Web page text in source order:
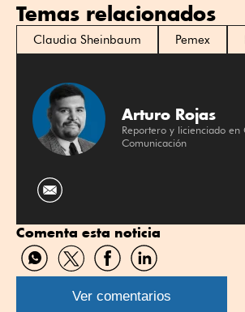
Temas relacionados
Claudia Sheinbaum Pemex
Arturo Rojas
Reportero y licienciado en
Comunicación
Comenta esta noticia
Compartir
por
WhatsApp
Compartir
por
Twitter
Compartir
por
Facebook
Compartir
por
Linkedin
Ver comentarios